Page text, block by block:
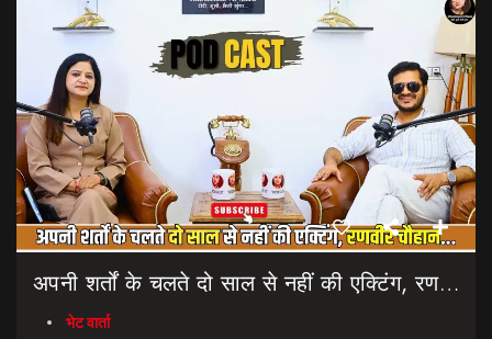
अपनी शर्तों के चलते दो साल से नहीं की एक्टिंग, रणवीर चौहान || Uttarakhand Cinema Untold Secrets
भेट वार्ता